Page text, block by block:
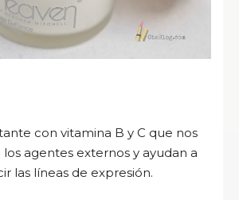
con vitamina B y C que nos
agentes externos y ayudan a
las líneas de expresión.